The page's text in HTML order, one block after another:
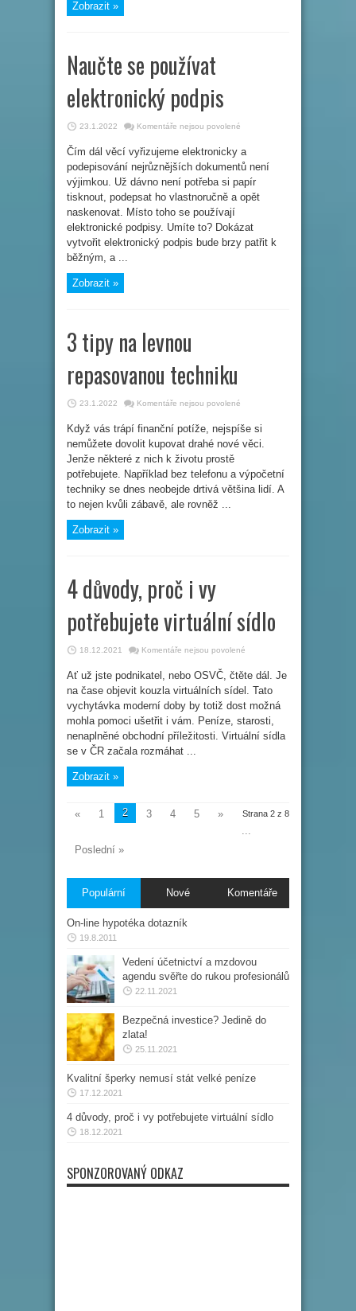
Zobrazit »
Naučte se používat
elektronický podpis
23.1.2022 Komentáře nejsou povolené
názvem
Naučte
se
používat
elektronický
podpis
Čím dál věcí vyřizujeme elektronicky a
podepisování nejrůznějších dokumentů není
výjimkou. Už dávno není potřeba si papír
tisknout, podepsat ho vlastnoručně a opět
naskenovat. Místo toho se používají
elektronické podpisy. Umíte to? Dokázat
vytvořit elektronický podpis bude brzy patřit k
běžným, a ...
Zobrazit »
3 tipy na levnou
repasovanou techniku
23.1.2022 Komentáře nejsou povolené
názvem
tipy
repasovanou
techniku
Když vás trápí finanční potíže, nejspíše si
nemůžete dovolit kupovat drahé nové věci.
Jenže některé z nich k životu prostě
potřebujete. Například bez telefonu a výpočetní
techniky se dnes neobejde drtivá většina lidí. A
to nejen kvůli zábavě, ale rovněž ...
Zobrazit »
4 důvody, proč i vy
potřebujete virtuální sídlo
18.12.2021 Komentáře nejsou povolené
názvem
důvody,
proč
i
vy
potřebujete
virtuální
Ať už jste podnikatel, nebo OSVČ, čtěte dál. Je
na čase objevit kouzla virtuálních sídel. Tato
vychytávka moderní doby by totiž dost možná
mohla pomoci ušetřit i vám. Peníze, starosti,
nenaplněné obchodní příležitosti. Virtuální sídla
se v ČR začala rozmáhat ...
Zobrazit »
Strana 2 z 8
« 1 2 3 4 5
»
...
Poslední »
Populární Nové Komentáře
On-line hypotéka dotazník
19.8.2011
Vedení účetnictví a mzdovou
agendu svěřte do rukou profesionálů
22.11.2021
Bezpečná investice? Jedině do
zlata!
25.11.2021
Kvalitní šperky nemusí stát velké peníze
17.12.2021
4 důvody, proč i vy potřebujete virtuální sídlo
18.12.2021
SPONZOROVANÝ ODKAZ